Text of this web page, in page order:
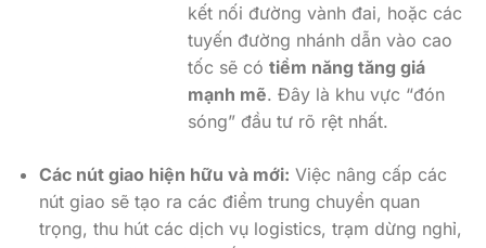
kết nối đường vành đai, hoặc các
tuyến đường nhánh dẫn vào cao
tốc sẽ cótiềm năng tăng giá
mạnh mẽ. Đây là khu vực “đón
sóng” đầu tư rõ rệt nhất.
Các nút giao hiện hữu và mới: Việc nâng cấp các
nút giao sẽ tạo ra các điểm trung chuyển quan
trọng, thu hút các dịch vụ logistics, trạm dừng nghỉ,